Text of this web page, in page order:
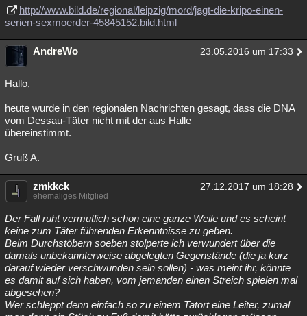
http://www.bild.de/regional/leipzig/mord/jagt-die-kripo-einen-
serien-sexmoerder-45845152.bild.html
AndreWo 23.05.2016 um 17:33
Hallo,
heute wurde in den regionalen Nachrichten gesagt, dass die DNA
vom Dessau-Täter nicht mit der aus Halle
übereinstimmt.
Gruß A.
zmkkck 27.12.2017 um 18:28
ehemaliges Mitglied
Der Fall ruht vermutlich schon eine ganze Weile und es scheint
keine zum Täter führenden Erkenntnisse zu geben.
Beim Durchstöbern soeben stolperte ich verwundert über die
damals unbekannterweise abgelegten Gegenstände (die ja kurz
darauf wieder verschwunden sein sollen) - was meint ihr, könnte
es damit auf sich haben, vom jemanden einen Streich spielen mal
abgesehen?
Wer schleppt denn einfach so zu einem Tatort eine Leiter, zumal